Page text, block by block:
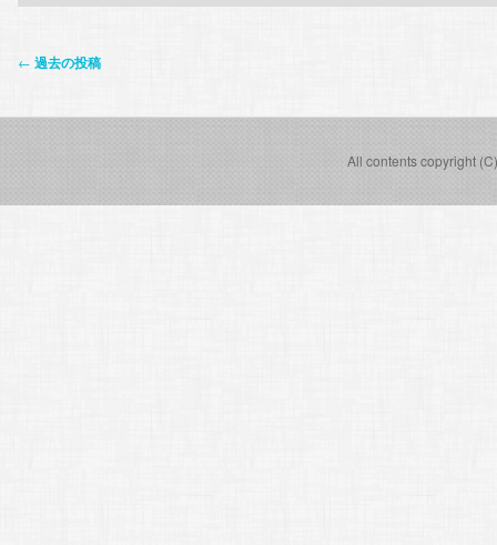
投
ナ
← 過去の投稿
All contents copyright